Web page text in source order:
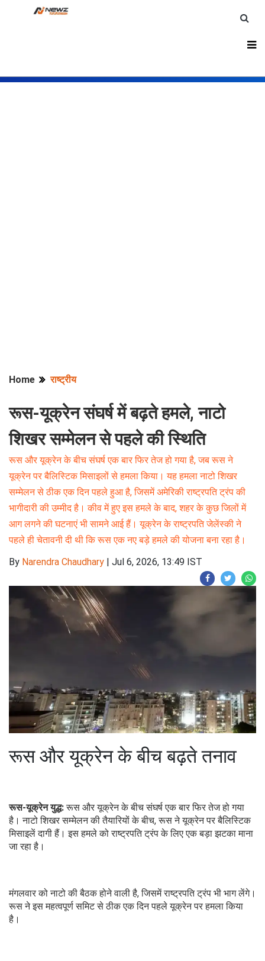
Home राष्ट्रीय
रूस-यूक्रेन संघर्ष में बढ़ते हमले, नाटो
शिखर सम्मेलन से पहले की स्थिति
रूस और यूक्रेन के बीच संघर्ष एक बार फिर तेज हो गया है, जब रूस ने
यूक्रेन पर बैलिस्टिक मिसाइलों से हमला किया। यह हमला नाटो शिखर
सम्मेलन से ठीक एक दिन पहले हुआ है, जिसमें अमेरिकी राष्ट्रपति ट्रंप की
भागीदारी की उम्मीद है। कीव में हुए इस हमले के बाद, शहर के कुछ जिलों में
आग लगने की घटनाएं भी सामने आई हैं। यूक्रेन के राष्ट्रपति जेलेंस्की ने
पहले ही चेतावनी दी थी कि रूस एक नए बड़े हमले की योजना बना रहा है।
By Narendra Chaudhary | Jul 6, 2026, 13:49 IST
रूस और यूक्रेन के बीच बढ़ते तनाव
रूस-यूक्रेन युद्ध:रूस और यूक्रेन के बीच संघर्ष एक बार फिर तेज हो गया
है। नाटो शिखर सम्मेलन की तैयारियों के बीच, रूस ने यूक्रेन पर बैलिस्टिक
मिसाइलें दागी हैं। इस हमले को राष्ट्रपति ट्रंप के लिए एक बड़ा झटका माना
जा रहा है।
मंगलवार को नाटो की बैठक होने वाली है, जिसमें राष्ट्रपति ट्रंप भी भाग लेंगे।
रूस ने इस महत्वपूर्ण समिट से ठीक एक दिन पहले यूक्रेन पर हमला किया
है।